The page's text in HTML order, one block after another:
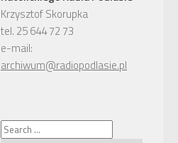
Krzysztof Skorupka
tel. 25 644 72 73
e-mail:
archiwum@radiopodlasie.pl